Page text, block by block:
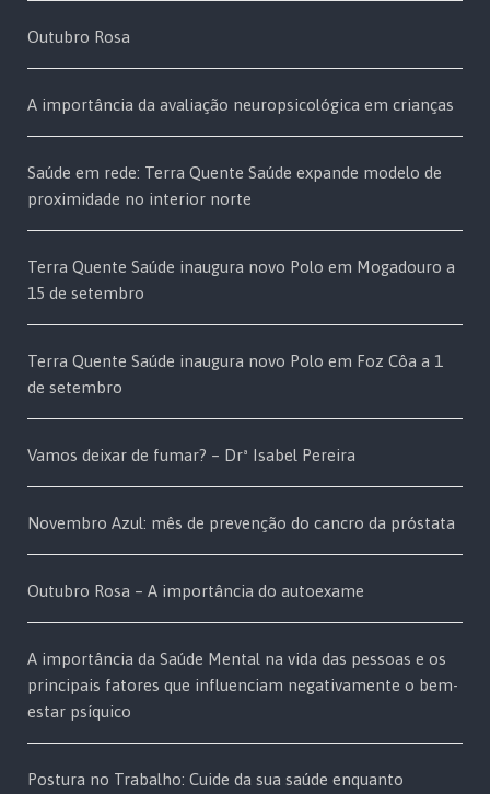
Outubro Rosa
A importância da avaliação neuropsicológica em crianças
Saúde em rede: Terra Quente Saúde expande modelo de
proximidade no interior norte
Terra Quente Saúde inaugura novo Polo em Mogadouro a
15 de setembro
Terra Quente Saúde inaugura novo Polo em Foz Côa a 1
de setembro
Vamos deixar de fumar? – Drª Isabel Pereira
Novembro Azul: mês de prevenção do cancro da próstata
Outubro Rosa – A importância do autoexame
A importância da Saúde Mental na vida das pessoas e os
principais fatores que influenciam negativamente o bem-
estar psíquico
Postura no Trabalho: Cuide da sua saúde enquanto